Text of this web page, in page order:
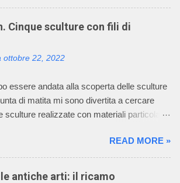
creando dei deliziosi vestitini per
Questo mondo incantato è il sogno,
della signora Graziella, che dal 1968
mondo dei bambini. Oggi l’azienda della
leader nel settore “maglieria esterna
e il suo mondo incantato ha
anche tutti i componenti della sua
dell’azienda consiste nell’utilizzare
che permettono di realizzare ogni
pezzo del prodotto già nella taglia
Cinque sculture con fili di
ottobre 22, 2022
essere andata alla scoperta delle sculture
di matita mi sono divertita a cercare
sculture realizzate con materiali particolari.
un'opera d'arte. Il mio racconto non
non partire dalla materia prima: il metallo è
chimico caratterizzato da alto
READ MORE »
antiche arti: il ricamo